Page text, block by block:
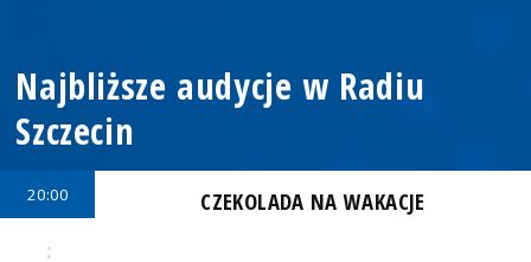
Najbliższe audycje w Radiu
Szczecin
20:00 CZEKOLADA NA WAKACJE